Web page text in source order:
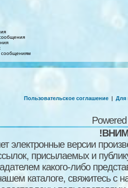
сообщениям
Пользовательское соглашение | Для
электронные версии
ссылок, присылаемых и
какого-либо
каталоге, свяжитесь